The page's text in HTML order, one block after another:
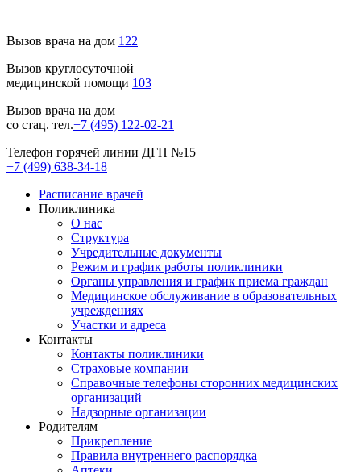
Вызов врача на дом 122
Вызов круглосуточной
медицинской помощи 103
Вызов врача на дом
со стац. тел.+7 (495) 122-02-21
Телефон горячей линии ДГП №15
+7 (499) 638-34-18
Расписание врачей
Поликлиника
О нас
Структура
Учредительные документы
Режим и график работы поликлиники
Органы управления и график приема граждан
Медицинское обслуживание в образовательных
учреждениях
Участки и адреса
Контакты
Контакты поликлиники
Страховые компании
Справочные телефоны сторонних медицинских
организаций
Надзорные организации
Родителям
Прикрепление
Правила внутреннего распорядка